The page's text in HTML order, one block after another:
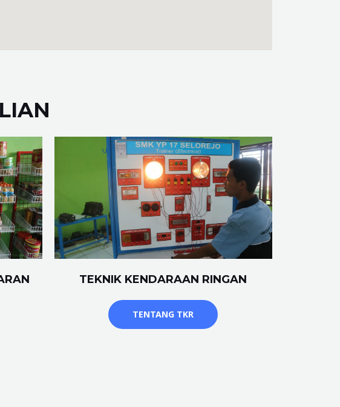
TEKNIK KENDARAAN RINGAN
TENTANG TKR